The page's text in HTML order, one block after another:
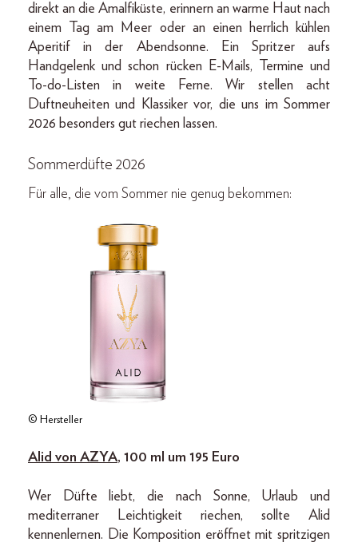
direkt an die Amalfiküste, erinnern an warme Haut nach
einem Tag am Meer oder an einen herrlich kühlen
Aperitif in der Abendsonne. Ein Spritzer aufs
Handgelenk und schon rücken E-Mails, Termine und
To-do-Listen in weite Ferne. Wir stellen acht
Duftneuheiten und Klassiker vor, die uns im Sommer
2026 besonders gut riechen lassen.
Sommerdüfte 2026
Für alle, die vom Sommer nie genug bekommen:
© Hersteller
Alid von AZYA, 100 ml um 195 Euro
Wer Düfte liebt, die nach Sonne, Urlaub und
mediterraner Leichtigkeit riechen, sollte Alid
kennenlernen. Die Komposition eröffnet mit spritzigen